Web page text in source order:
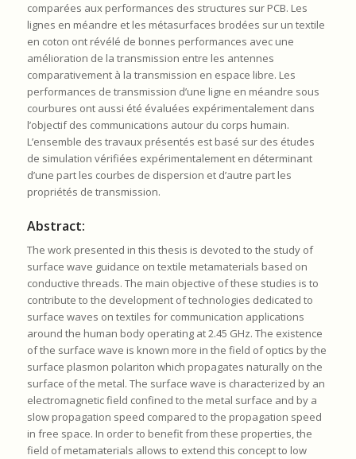
comparées aux performances des structures sur PCB. Les
lignes en méandre et les métasurfaces brodées sur un textile
en coton ont révélé de bonnes performances avec une
amélioration de la transmission entre les antennes
comparativement à la transmission en espace libre. Les
performances de transmission d’une ligne en méandre sous
courbures ont aussi été évaluées expérimentalement dans
l’objectif des communications autour du corps humain.
L’ensemble des travaux présentés est basé sur des études
de simulation vérifiées expérimentalement en déterminant
d’une part les courbes de dispersion et d’autre part les
propriétés de transmission.
Abstract:
The work presented in this thesis is devoted to the study of
surface wave guidance on textile metamaterials based on
conductive threads. The main objective of these studies is to
contribute to the development of technologies dedicated to
surface waves on textiles for communication applications
around the human body operating at 2.45 GHz. The existence
of the surface wave is known more in the field of optics by the
surface plasmon polariton which propagates naturally on the
surface of the metal. The surface wave is characterized by an
electromagnetic field confined to the metal surface and by a
slow propagation speed compared to the propagation speed
in free space. In order to benefit from these properties, the
field of metamaterials allows to extend this concept to low